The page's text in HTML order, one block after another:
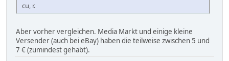
cu, r.
Aber vorher vergleichen. Media Markt und einige kleine
Versender (auch bei eBay) haben die teilweise zwischen 5 und
7 € (zumindest gehabt).